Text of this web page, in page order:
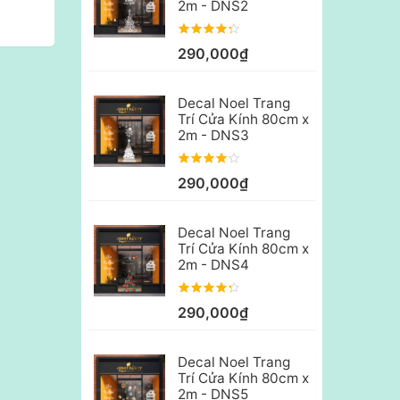
2m - DNS2
290,000₫
Decal Noel Trang
Trí Cửa Kính 80cm x
2m - DNS3
290,000₫
Decal Noel Trang
Trí Cửa Kính 80cm x
2m - DNS4
290,000₫
Decal Noel Trang
Trí Cửa Kính 80cm x
2m - DNS5